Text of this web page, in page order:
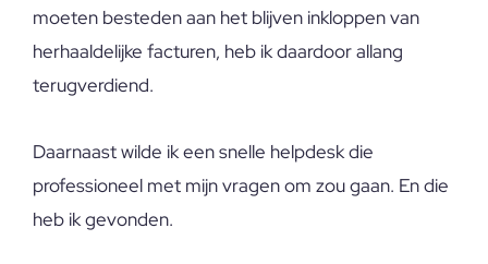
moeten besteden aan het blijven inkloppen van
herhaaldelijke facturen, heb ik daardoor allang
terugverdiend.
Daarnaast wilde ik een snelle helpdesk die
professioneel met mijn vragen om zou gaan. En die
heb ik gevonden.